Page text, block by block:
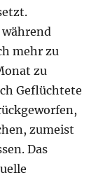
mehr zu
zu
Geflüchtete
zumeist
Das